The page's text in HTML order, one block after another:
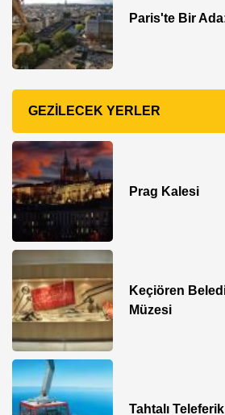
Paris'te Bir
GEZILECEK YERLER
Prag Kalesi
Keçiören
Müzesi
Tahtalı Teleferik